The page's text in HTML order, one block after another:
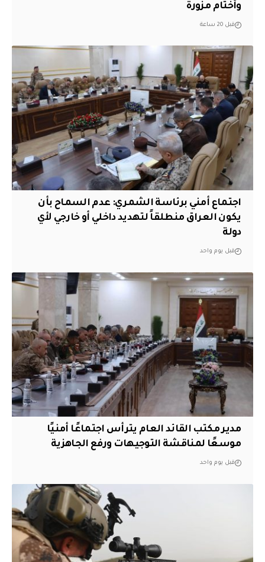
وأختام مزورة
قبل 20 ساعة
اجتماع أمني برئاسة الشمري: عدم السماح بأن
يكون العراق منطلقاً لتهديد داخلي أو خارجي لأي
دولة
قبل يوم واحد
مدير مكتب القائد العام يترأس اجتماعًا أمنيًا
موسعًا لمناقشة التوجيهات ورفع الجاهزية
قبل يوم واحد